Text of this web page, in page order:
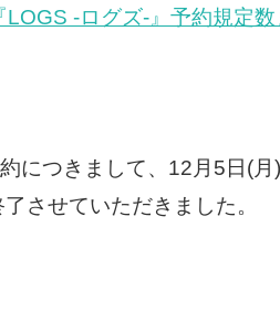
LOGS -ログズ-』予約規定
につきまして、12月5日(
させていただきました。